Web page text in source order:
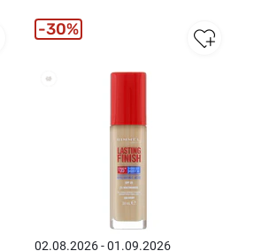
02.08.2026 - 01.09.2026
30%